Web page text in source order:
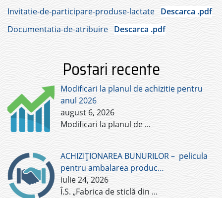
Invitatie-de-participare-produse-lactate Descarca .pdf
Documentatia-de-atribuire Descarca .pdf
Postari recente
Modificari la planul de achizitie pentru
anul 2026
august 6, 2026
Modificari la planul de ...
ACHIZIȚIONAREA BUNURILOR – pelicula
pentru ambalarea produc…
iulie 24, 2026
Î.S. „Fabrica de sticlă din ...